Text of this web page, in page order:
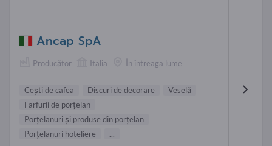
Ancap SpA
Producător Italia În întreaga lume
Ceşti de cafea Discuri de decorare
Veselă
Farfurii de porţelan
Porţelanuri şi produse din porţelan
Porțelanuri hoteliere
...